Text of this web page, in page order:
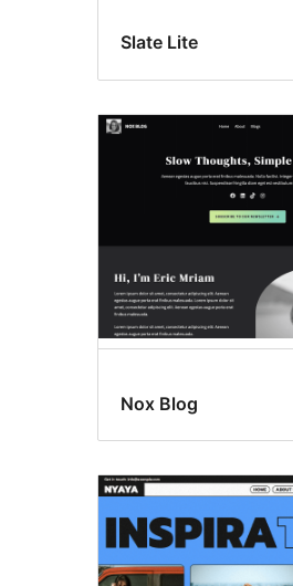
Slate Lite
Nox Blog